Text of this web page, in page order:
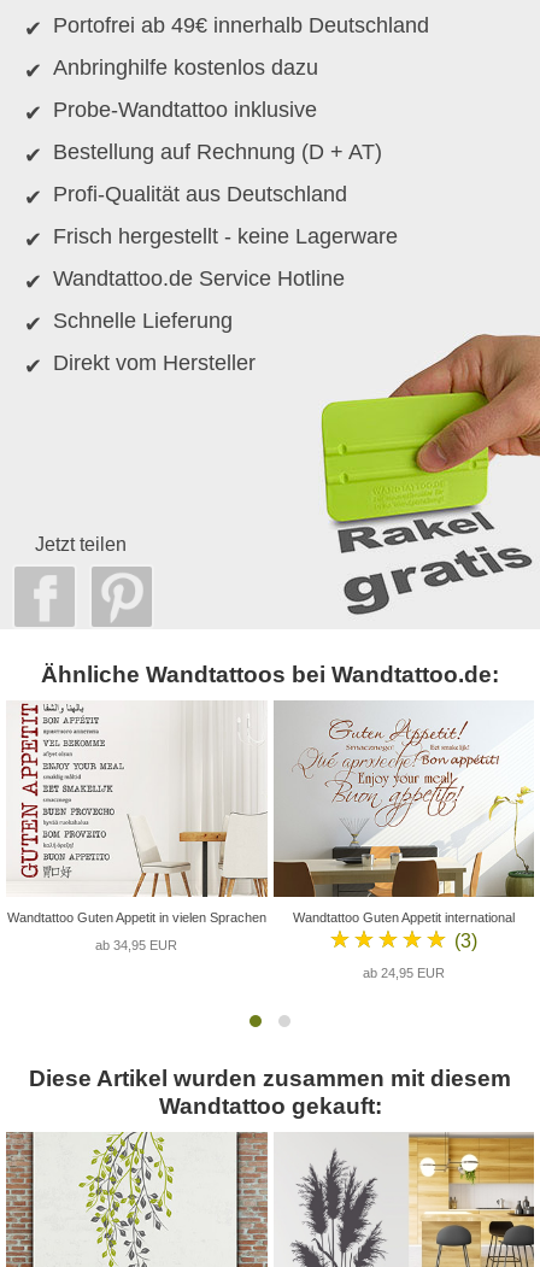
Portofrei ab 49€ innerhalb Deutschland
Anbringhilfe kostenlos dazu
Probe-Wandtattoo inklusive
Bestellung auf Rechnung (D + AT)
Profi-Qualität aus Deutschland
Frisch hergestellt - keine Lagerware
Wandtattoo.de Service Hotline
Schnelle Lieferung
Direkt vom Hersteller
Jetzt teilen
Ähnliche Wandtattoos bei Wandtattoo.de:
Wandtattoo Guten Appetit in vielen Sprachen
ab 34,95 EUR
Wandtattoo Guten Appetit international
★★★★★ (3)
ab 24,95 EUR
Diese Artikel wurden zusammen mit diesem
Wandtattoo gekauft: